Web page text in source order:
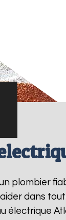
plombier
dans
électrique